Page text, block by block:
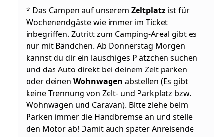
* Das Campen auf unserem Zeltplatz ist für
Wochenendgäste wie immer im Ticket
inbegriffen. Zutritt zum Camping-Areal gibt es
nur mit Bändchen. Ab Donnerstag Morgen
kannst du dir ein lauschiges Plätzchen suchen
und das Auto direkt bei deinem Zelt parken
oder deinen Wohnwagen abstellen (Es gibt
keine Trennung von Zelt- und Parkplatz bzw.
Wohnwagen und Caravan). Bitte ziehe beim
Parken immer die Handbremse an und stelle
den Motor ab! Damit auch später Anreisende